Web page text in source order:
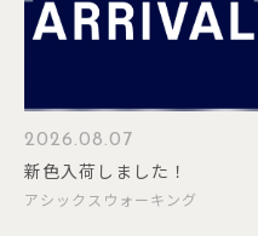
2026.08.07
新色入荷しました！
アシックスウォーキング